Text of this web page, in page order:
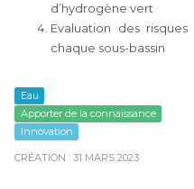
d’hydrogène vert
Evaluation des
chaque sous-bassin
Eau
Apporter de la connaissance
Innovation
CRÉATION : 31 MARS 2023